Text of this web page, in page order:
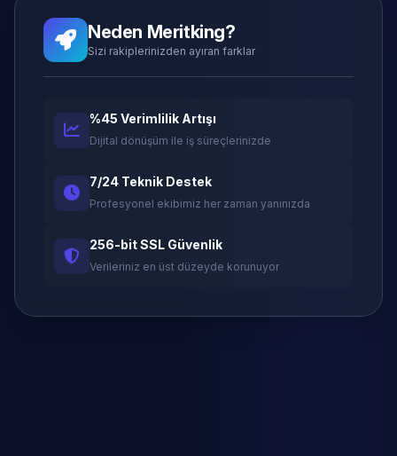
Neden Meritking?
Sizi rakiplerinizden ayıran farklar
%45 Verimlilik Artışı
Dijital dönüşüm ile iş süreçlerinizde
7/24 Teknik Destek
Profesyonel ekibimiz her zaman yanınızda
256-bit SSL Güvenlik
Verileriniz en üst düzeyde korunuyor